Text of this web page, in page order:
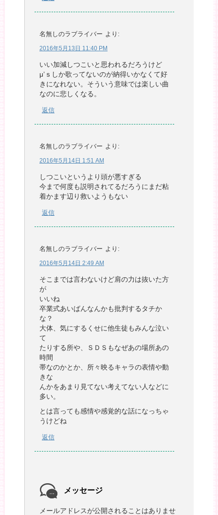
名無しのラブライバー より:
2016年5月13日 11:40 PM
いい加減しつこいと思われるだろうけど
μ’ｓしか歌ってないのが納得いかなくて好
きになれない。そういう意味では楽しい曲
なのに悲しくなる。
返信
名無しのラブライバー より:
2016年5月14日 1:51 AM
しつこいというより頭が悪すぎる
今まで何度も説明されてるだろうにまだ粘
着かます辺り救いようもない
返信
名無しのラブライバー より:
2016年5月14日 2:49 AM
そこまでは言わないけど肩の力は抜いた方
が
いいね
卒業式あいばんなんかも批判するタチか
な？
大体、気にするくせに他生徒もみんな泣い
て
たりする所や、ＳＤＳもなぜあの場所あの
時間
帯なのかとか、所々映るキャラの表情や動
きな
んかをあまり見てない考えてない人などに
多い。
とは言っても感情や感覚的な話になっちゃ
うけどね
返信
メッセージ
メールアドレスが公開されることはありませ